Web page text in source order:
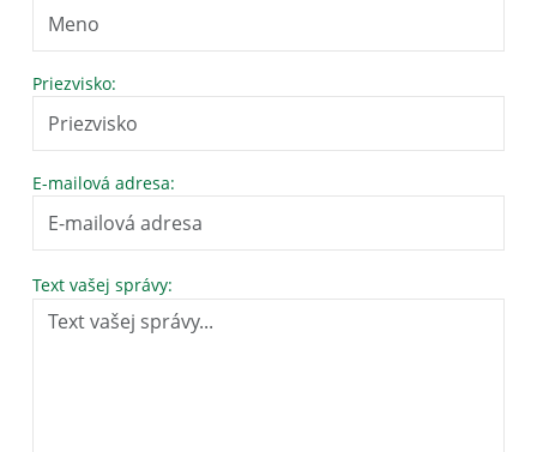
Priezvisko:
E-mailová adresa:
Text vašej správy: